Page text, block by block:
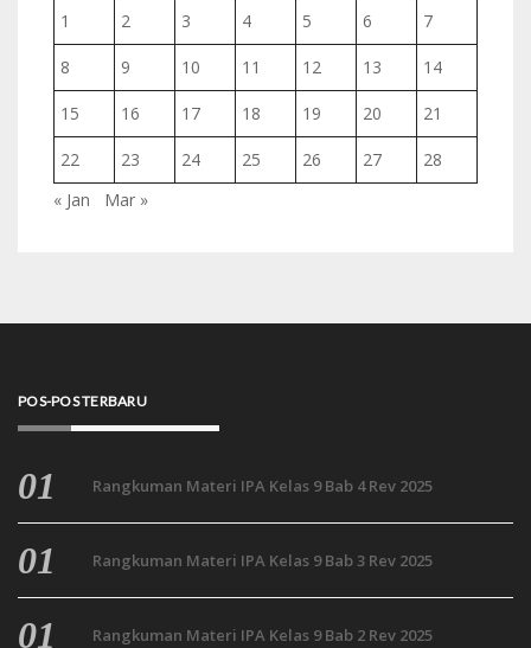
1 2 3 4 5 6 7
8 9 10 11 12 13 14
15 16 17 18 19 20 21
22 23 24 25 26 27
28
« Jan
Mar »
POS-POS TERBARU
Rangkuman Materi IPA Kelas 9 Bab 4 Rev 2025
Rangkuman Materi IPA Kelas 9 Bab 3 Rev 2025
Rangkuman Materi IPA Kelas 9 Bab 2 Rev 2025